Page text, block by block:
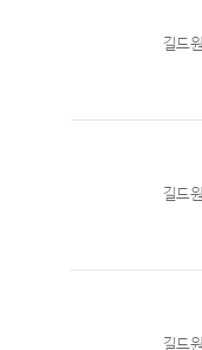
길드원
길드원
길드원